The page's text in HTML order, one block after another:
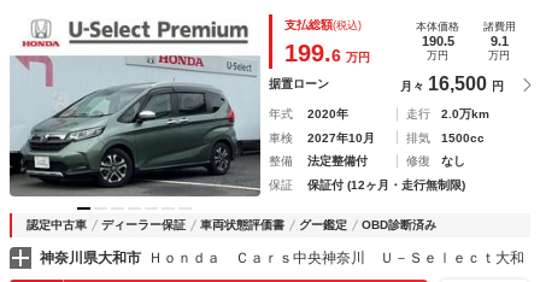
ート 横滑り防止システム シートヒータ 追従走行 ＬＫ
Ａ スマートキー＆プッシュスタート パワステ
支払総額(税込)
199.6 万円
本体価格
190.5
万円
諸費用
9.1
万円
据置ローン 月々 16,500 円
年式 2020年 走行
2.0万km
車検
2027年10月 排気
1500cc
整備
法定整備付 修復
なし
保証
保証付 (12ヶ月・走行無制限)
認定中古車 ディーラー保証 車両状態評価書 グー鑑定 OBD診断済み
神奈川県大和市 Ｈｏｎｄａ Ｃａｒｓ中央神奈川 Ｕ－Ｓｅｌｅｃｔ大和